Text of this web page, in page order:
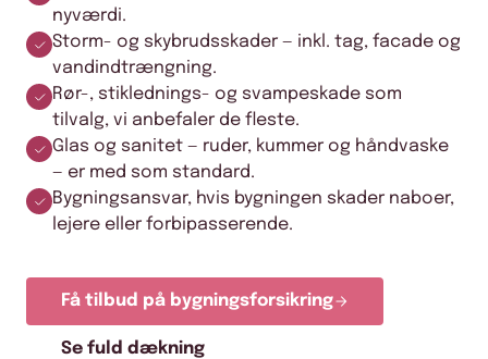
nyværdi.
Storm- og skybrudsskader — inkl. tag, facade og
vandindtrængning.
Rør-, stiklednings- og svampeskade som
tilvalg, vi anbefaler de fleste.
Glas og sanitet — ruder, kummer og håndvaske
— er med som standard.
Bygningsansvar, hvis bygningen skader naboer,
lejere eller forbipasserende.
Få tilbud på bygningsforsikring
Se fuld dækning